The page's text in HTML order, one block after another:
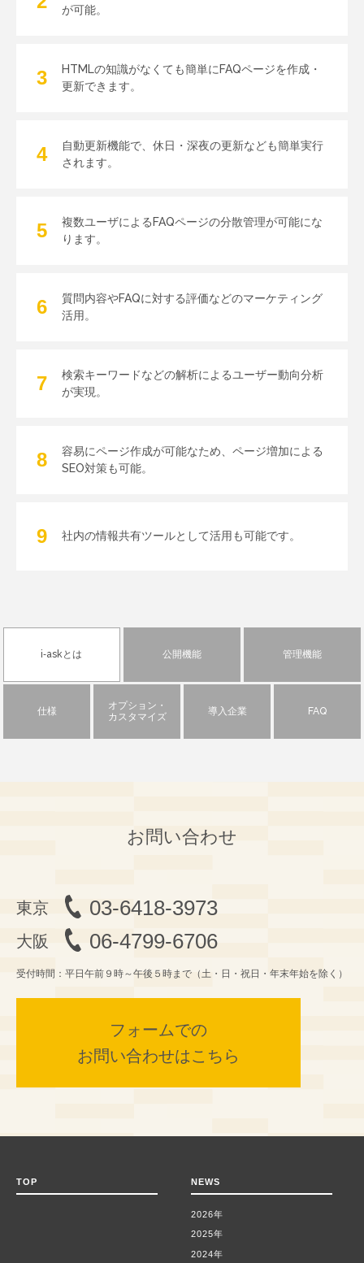
が可能。
HTMLの知識がなくても簡単にFAQページを作成・
更新できます。
自動更新機能で、 休日・深夜の更新なども簡単実行
されます。
複数ユーザによる FAQページの分散管理が可能にな
ります。
質問内容やFAQに対する評価などのマーケティング
活用。
検索キーワードなどの解析によるユーザー動向分析
が実現。
容易にページ作成が可能なため、 ページ増加による
SEO対策も可能。
社内の情報共有ツールとして活用も可能です。
i-askとは 公開機能 管理機能
仕様
オプション・
カスタマイズ
導入企業 FAQ
お問い合わせ
03-6418-3973
06-4799-6706
受付時間：平日午前９時～午後５時まで（土・日・祝日・年末年始を除く）
フォームでの
お問い合わせはこちら
TOP NEWS
2026年
2025年
2024年